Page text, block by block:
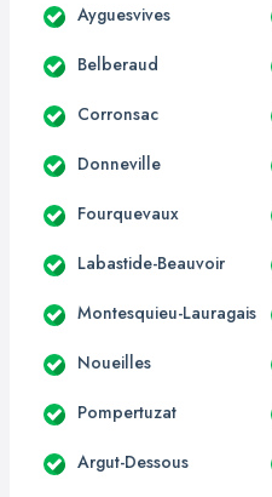
Ayguesvives
Belberaud
Corronsac
Donneville
Fourquevaux
Labastide-Beauvoir
Montesquieu-Lauragais
Noueilles
Pompertuzat
Argut-Dessous